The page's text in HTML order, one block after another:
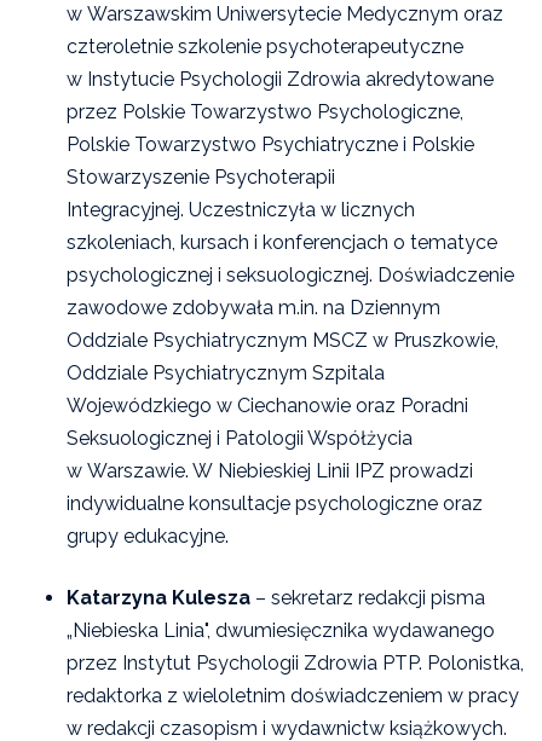
w Warszawskim Uniwersytecie Medycznym oraz
czteroletnie szkolenie psychoterapeutyczne
w Instytucie Psychologii Zdrowia akredytowane
przez Polskie Towarzystwo Psychologiczne,
Polskie Towarzystwo Psychiatryczne i Polskie
Stowarzyszenie Psychoterapii
Integracyjnej. Uczestniczyła w licznych
szkoleniach, kursach i konferencjach o tematyce
psychologicznej i seksuologicznej. Doświadczenie
zawodowe zdobywała m.in. na Dziennym
Oddziale Psychiatrycznym MSCZ w Pruszkowie,
Oddziale Psychiatrycznym Szpitala
Wojewódzkiego w Ciechanowie oraz Poradni
Seksuologicznej i Patologii Współżycia
w Warszawie. W Niebieskiej Linii IPZ prowadzi
indywidualne konsultacje psychologiczne oraz
grupy edukacyjne.
Katarzyna Kulesza – sekretarz redakcji pisma
„Niebieska Linia", dwumiesięcznika wydawanego
przez Instytut Psychologii Zdrowia PTP. Polonistka,
redaktorka z wieloletnim doświadczeniem w pracy
w redakcji czasopism i wydawnictw książkowych.